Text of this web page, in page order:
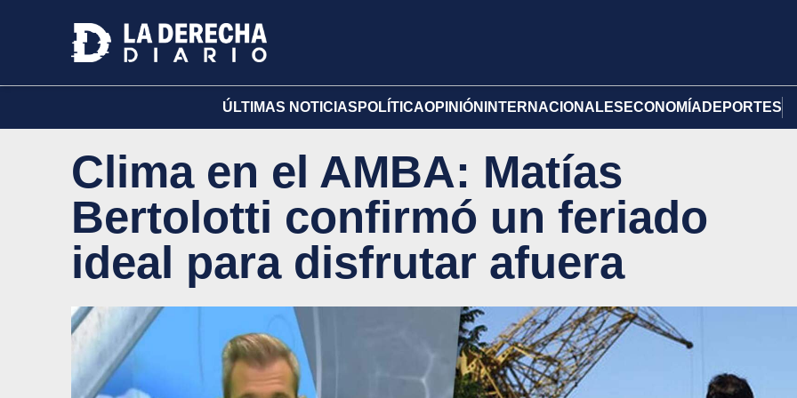
ÚLTIMAS NOTICIAS POLÍTICAOPINIÓN INTERNACIONALES ECONOMÍA DEPORTES
Clima en el AMBA: Matías
Bertolotti confirmó un feriado
ideal para disfrutar afuera